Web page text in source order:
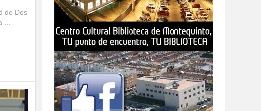
de Dos
...